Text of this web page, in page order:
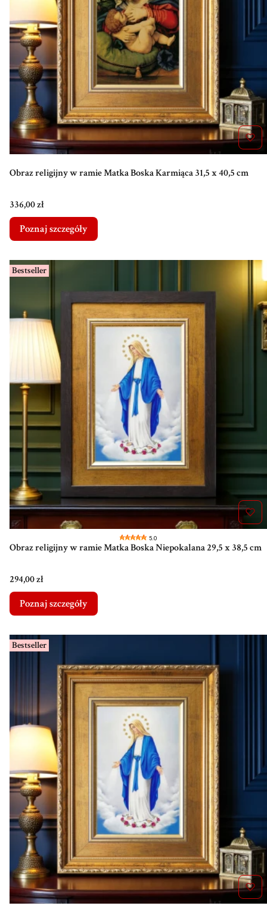
Obraz religijny w ramie Matka Boska Karmiąca 31,5 x 40,5 cm
Cena
336,00 zł
Poznaj szczegóły
Bestseller
5.0
Obraz religijny w ramie Matka Boska Niepokalana 29,5 x 38,5 cm
Cena
294,00 zł
Poznaj szczegóły
Bestseller